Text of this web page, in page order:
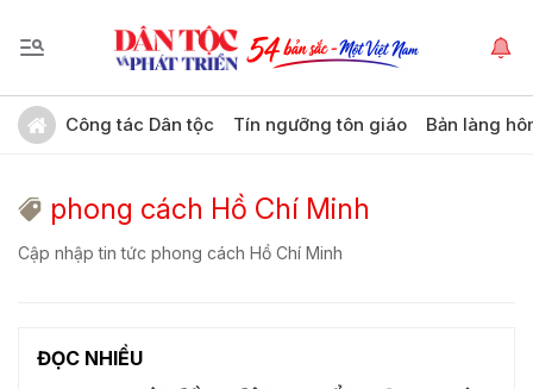
Công tác Dân tộc Tín ngưỡng tôn giáo Bản làng
phong cách Hồ Chí Minh
Cập nhập tin tức phong cách Hồ Chí Minh
ĐỌC NHIỀU